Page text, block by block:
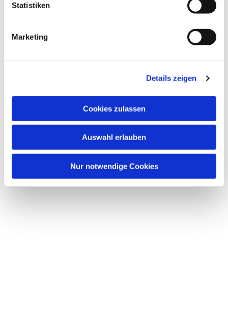
Statistiken
Marketing
Details zeigen
Cookies zulassen
Auswahl erlauben
Nur notwendige Cookies